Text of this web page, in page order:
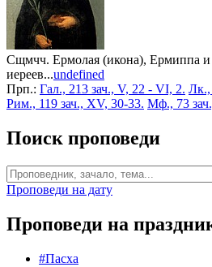
Сщмчч. Ермолая (икона), Ермиппа и
иереев...undefined
Прп.: Гал., 213 зач., V, 22 - VI, 2. Лк.,
Рим., 119 зач., XV, 30-33. Мф., 73
Поиск проповеди
Проповеди на дату
Проповеди на
#Пасха